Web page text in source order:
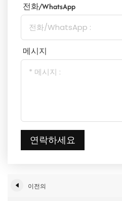
전화/WhatsApp
메시지
연락하세요
이전의